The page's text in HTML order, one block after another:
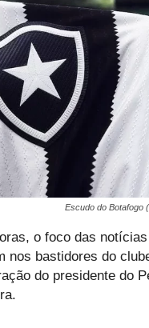
Escudo do Botafogo
o foco das
nos bastidores do
do presidente do